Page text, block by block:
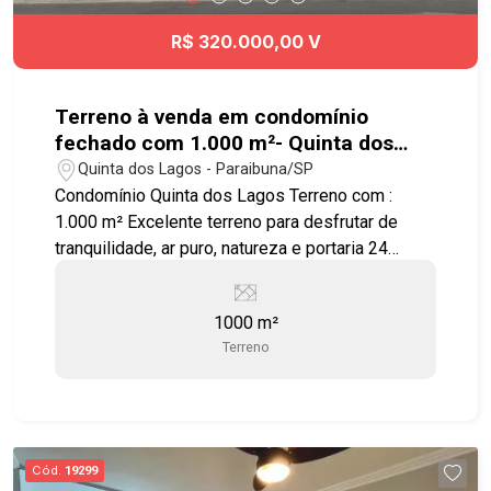
R$ 320.000,00 V
Terreno à venda em condomínio
fechado com 1.000 m²- Quinta dos
Lagos - Paraibuna
Quinta dos Lagos - Paraibuna/SP
Condomínio Quinta dos Lagos Terreno com :
1.000 m² Excelente terreno para desfrutar de
tranquilidade, ar puro, natureza e portaria 24
mil m² de muito verde e 9 lagos, além de lazer
completo: - Quadra poliesportiva - 9 lagos -
Bosque - Pista de Caminhada - Salão de Festas -
Poliesportiva - Salão de Festa - Salão de Jogos
O lugar dos seus sonhos junto à Natureza!!!
1000 m²
Terreno
Cód. 19299